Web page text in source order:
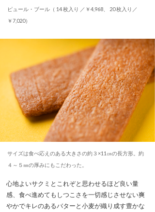
ピュール・ブール（ 14 枚入り ／￥4,968、 20 枚入り／
￥7,020）
サイズは食べ応えのある大きさの約３×11㎝の長方形。約
４～５㎜の厚みにもこだわった。
心地よいサクミとこれぞと思わせるほど良い量
感、食べ進めてもしつこさを一切感じさせない爽
やかでキレのあるバターと小麦が織り成す豊かな